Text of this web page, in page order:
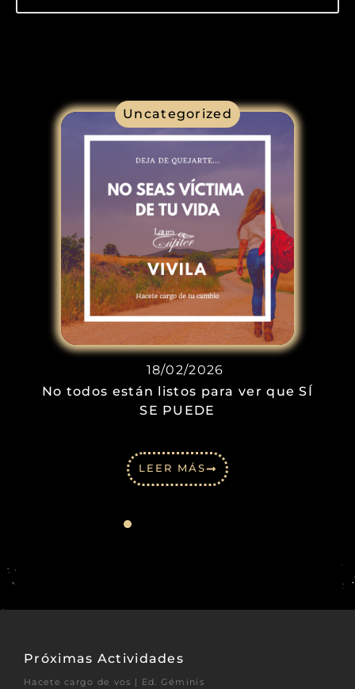
Uncategorized
18/02/2026
No todos están listos para ver que SÍ
SE PUEDE
LEER MÁS
Próximas Actividades
Hacete cargo de vos | Ed. Géminis